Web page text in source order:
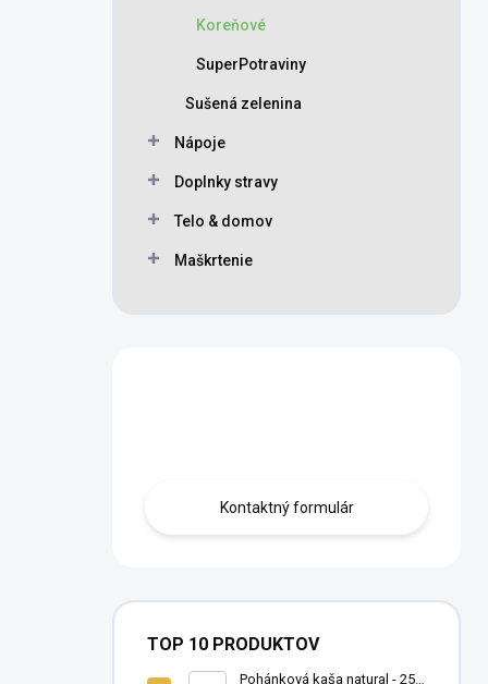
Koreňové
SuperPotraviny
Sušená zelenina
Nápoje
Doplnky stravy
Telo & domov
Maškrtenie
Kontaktný formulár
TOP 10 PRODUKTOV
Pohánková kaša natural - 250